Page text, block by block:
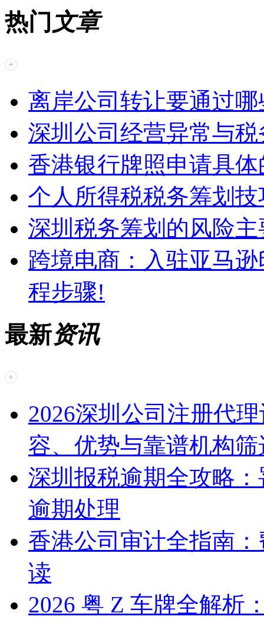
热门 文章
离岸公司转让要通过
深圳公司经营异常与
香港银行牌照申请具
个人所得税税务筹划技
深圳税务筹划的风险
跨境电商：入驻亚马
程步骤!
最新资讯
2026深圳公司注册代
容、优势与靠谱机构筛
深圳报税逾期全攻略
逾期处理
香港公司审计全指南
读
2026 粤 Z 车牌全解析